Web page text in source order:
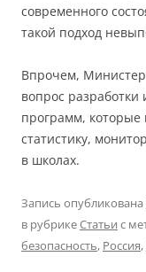
современного
такой подход
Впрочем,
вопрос
программ, которые
статистику,
в школах.
Запись опубликована
в рубрикеСтатьи с
безопасность, Россия,